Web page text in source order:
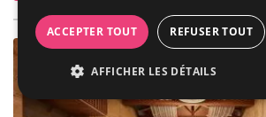
ACCEPTER TOUT REFUSER TOUT
AFFICHER LES DÉTAILS